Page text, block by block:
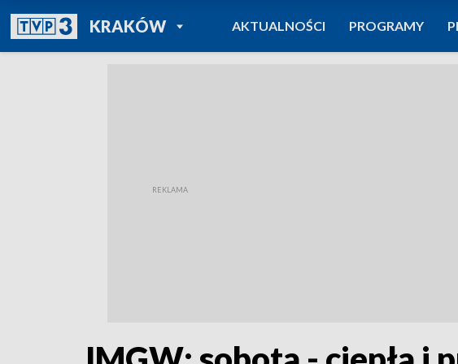
KRAKÓWPOWRÓT DO
TVP REGIONY
AKTUALNOŚCI PROGRAMY